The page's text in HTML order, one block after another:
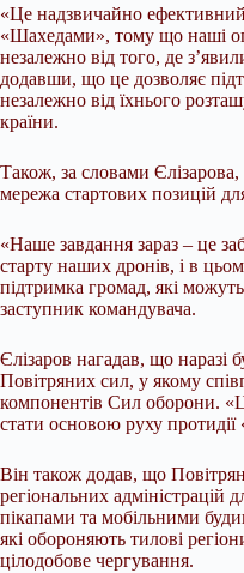
«Це надзвичайно
«Шахедами», тому що наші
незалежно від того, де
додавши, що це дозволяє
незалежно від їхнього
країни.
Також, за словами
мережа стартових позицій
«Наше завдання зараз – це
старту наших дронів, і в
підтримка громад, які
заступник командувача.
Єлізаров нагадав, що наразі
Повітряних сил, у якому
компонентів Сил оборони.
стати основою руху
Він також додав, що
регіональних адміністрацій
пікапами та мобільними
які обороняють тилові
цілодобове чергування.